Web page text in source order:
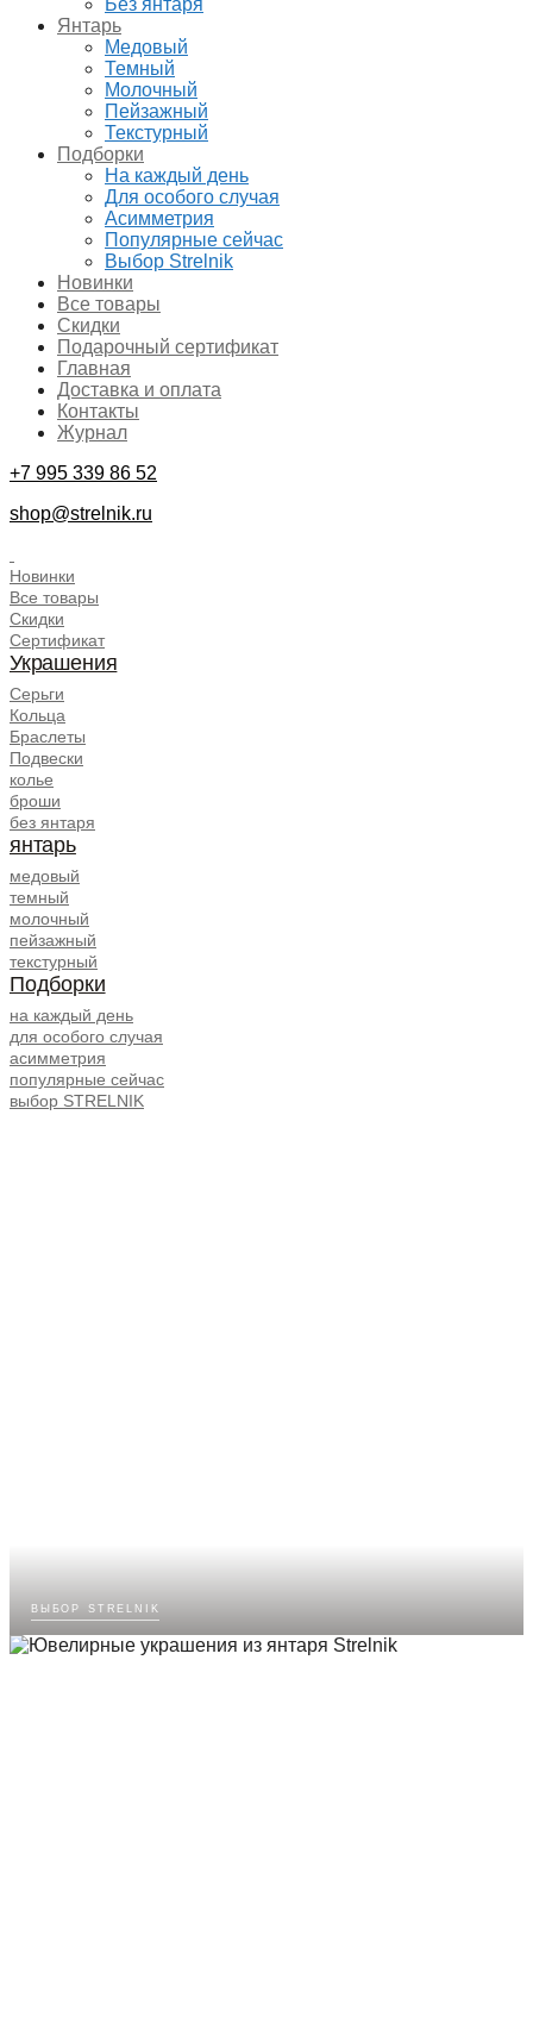
Янтарь
Медовый
Темный
Молочный
Пейзажный
Текстурный
Подборки
На каждый день
Для особого случая
Асимметрия
Популярные сейчас
Выбор Strelnik
Новинки
Все товары
Скидки
Подарочный сертификат
Главная
Доставка и оплата
Контакты
Журнал
+7 995 339 86 52
shop@strelnik.ru
Новинки
Все товары
Скидки
Сертификат
Украшения
Серьги
Кольца
Браслеты
Подвески
колье
броши
без янтаря
янтарь
медовый
темный
молочный
пейзажный
текстурный
Подборки
на каждый день
для особого случая
асимметрия
популярные сейчас
выбор STRELNIK
выбор strelnik